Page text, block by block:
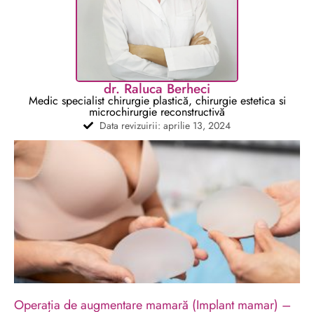
dr. Raluca Berheci
Medic specialist chirurgie plastică, chirurgie estetica si
microchirurgie reconstructivă
Data revizuirii: aprilie 13, 2024
Operația de augmentare mamară (Implant mamar) –